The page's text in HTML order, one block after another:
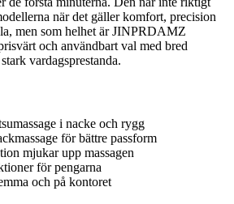
när det gäller komfort, precision
men som helhet är JINPRDAMZ
och användbart val med bred
vardagsprestanda.
i nacke och rygg
för bättre passform
mjukar upp massagen
för pengarna
och på kontoret